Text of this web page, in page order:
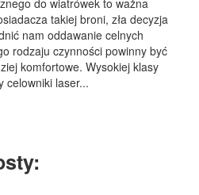
do wiatrówek to ważna
takiej broni, zła decyzja
nam oddawanie celnych
rodzaju czynności powinny być
komfortowe. Wysokiej klasy
celowniki laser...